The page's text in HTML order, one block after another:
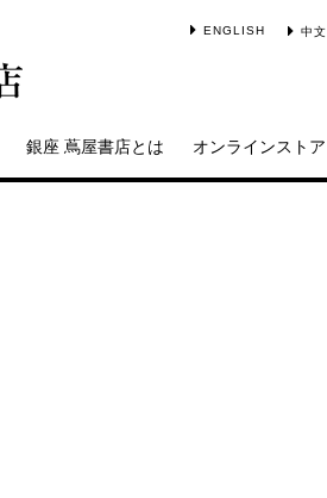
ENGLISH 中文
銀座 蔦屋書店とは オンラインストア